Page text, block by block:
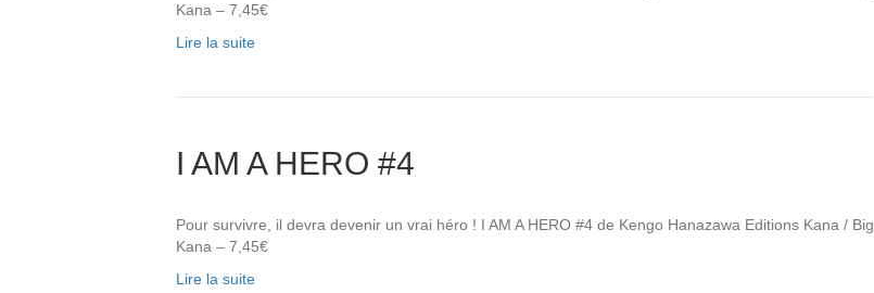
Kana – 7,45€
Lire la suite
I AM A HERO #4
Pour survivre, il devra devenir un vrai héro ! I AM A HERO #4 de Kengo Hanazawa Editions Kana / Big
Kana – 7,45€
Lire la suite